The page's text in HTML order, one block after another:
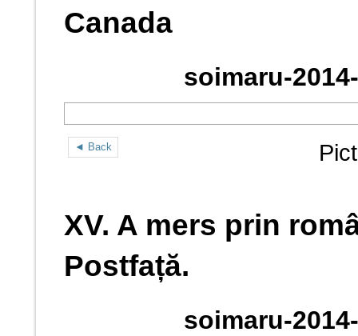
Canada
soimaru-
◄ Back
XV. A mers prin
Postfață.
soimaru-